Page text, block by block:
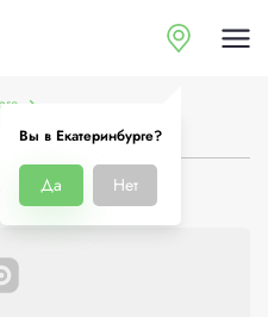
Вы в Екатеринбурге?
Да Нет
проезд
О компании